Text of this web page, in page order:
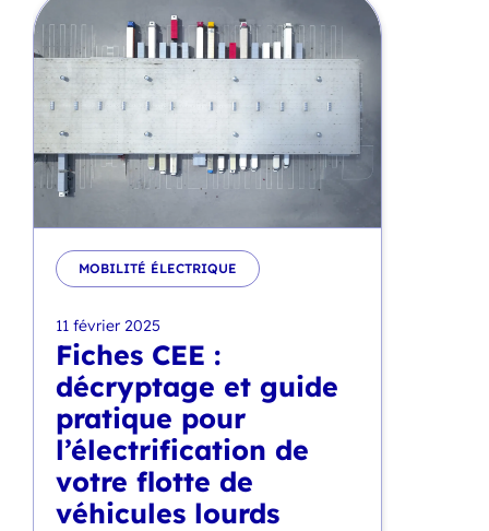
MOBILITÉ ÉLECTRIQUE
11 février 2025
Fiches CEE :
décryptage et guide
pratique pour
l’électrification de
votre flotte de
véhicules lourds